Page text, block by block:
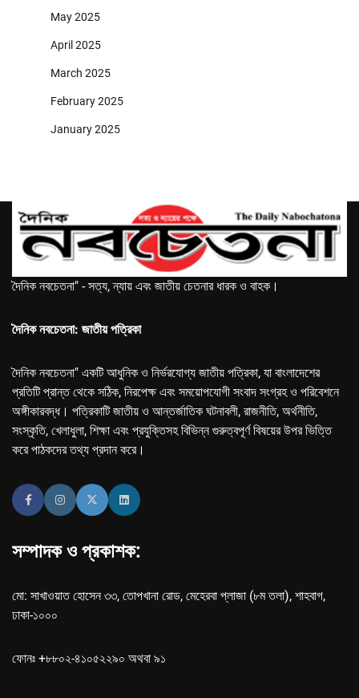
May 2025
April 2025
March 2025
February 2025
January 2025
দৈনিক নবচেতনা" - সত্য, ন্যায় এবং জাতীয় চেতনার ধারক ও বাহক।
দৈনিক নবচেতনা: জাতীয় পত্রিকা
দৈনিক নবচেতনা" একটি আধুনিক ও নির্ভরযোগ্য জাতীয় পত্রিকা, যা বাংলাদেশের
প্রতিটি প্রান্ত থেকে সঠিক, নিরপেক্ষ এবং সময়োপযোগী সংবাদ সংগ্রহ ও পরিবেশনে
অঙ্গীকারবদ্ধ। পত্রিকাটি জাতীয় ও আন্তর্জাতিক ঘটনাবলী, রাজনীতি, অর্থনীতি,
সংস্কৃতি, খেলাধুলা, শিক্ষা এবং প্রযুক্তিসহ বিভিন্ন গুরুত্বপূর্ণ বিষয়ের উপর ভিত্তি
করে পাঠকদের তথ্য প্রদান করে।
সম্পাদক ও প্রকাশক:
মো: সাখাওয়াত হোসেন ৩৩, তোপখানা রোড, মেহেরবা প্লাজা (৮ম তলা), শাহবাগ,
ঢাকা-১০০০
ফোনঃ +৮৮০২-৪১০৫২২৯০ অথবা ৯১